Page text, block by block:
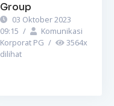
Group
03 Oktober 2023
09:15 /
Komunikasi
Korporat PG / 3564x
dilihat